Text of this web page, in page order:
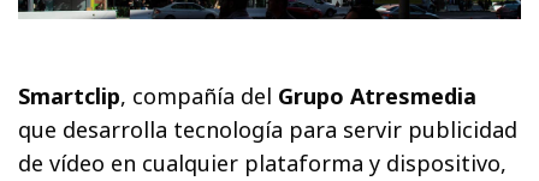
Smartclip, compañía del Grupo Atresmedia
que desarrolla tecnología para servir publicidad
de vídeo en cualquier plataforma y dispositivo,